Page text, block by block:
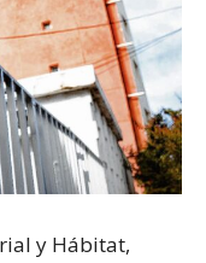
y Hábitat,